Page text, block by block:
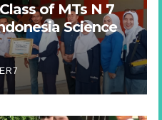
of MTs N 7
Science